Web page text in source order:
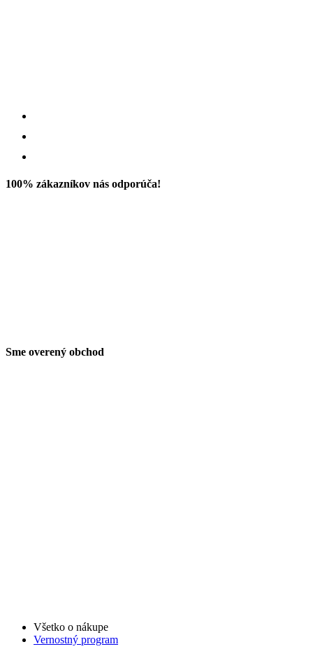
100% zákazníkov nás odporúča!
Sme overený obchod
Všetko o nákupe
Vernostný program